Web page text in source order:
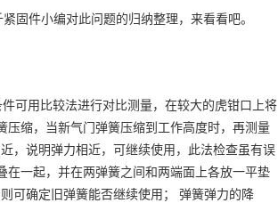
固件小编对此问题的归纳整理，来看看吧。
可用比较法进行对比测量，在较大的虎钳口上将
缩，当新气门弹簧压缩到工作高度时，再测量
，说明弹力相近，可继续使用，此法检查虽有误
一起，并在两弹簧之间和两端面上各放一平垫
可确定旧弹簧能否继续使用； 弹簧弹力的降